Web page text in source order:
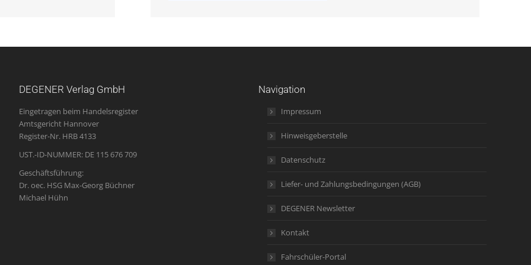
DEGENER Verlag GmbH
Eingetragen beim Handelsregister
Amtsgericht Hannover
Register-Nr. HRB 4133
UST.-ID-NUMMER: DE 115 676 709
Geschäftsführung:
Dr. oec. HSG Max-Georg Büchner
Michael Hühn
Navigation
Impressum
Hinweisgeberstelle
Datenschutz
Liefer- und Zahlungsbedingungen (AGB)
DEGENER Newsletter
Kontakt
Fahrschüler-Portal